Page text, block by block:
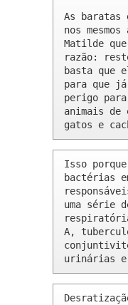
As baratas
nos
Matilde que
razão:
basta que
para que já
perigo
animais de
gatos e
Isso
bactérias
uma série
A,
urinárias